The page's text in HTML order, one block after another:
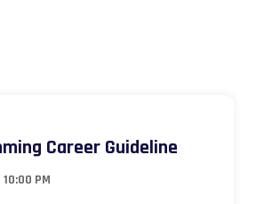
Career Guideline
10:00 PM